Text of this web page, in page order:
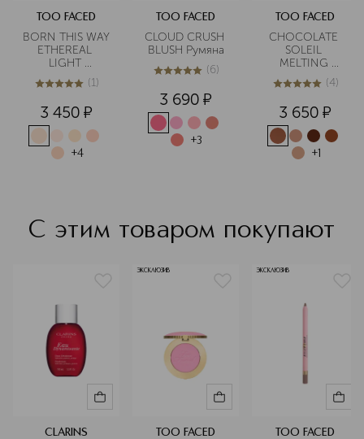
TOO FACED
BORN THIS WAY
ETHEREAL
LIGHT
ILLUMINATING
SMOOTHING
Подсвечивающий
разглаживающий
консилер
5из 51 (1)
3 450 ¤
+4
TOO FACED
CLOUD CRUSH
BLUSH Румяна
5из 56 (6)
3 690 ¤
+3
TOO FACED
CHOCOLATE
SOLEIL
MELTING
BRONZING &
SCULPTING
Бронзирующий
и
скульптурирующий
стик для лица
5из 54 (4)
3 650 ¤
+1
С этим товаром покупают
CLARINS
ЭКСКЛЮЗИВ
TOO FACED
ЭКСКЛЮЗИВ
TOO FACED